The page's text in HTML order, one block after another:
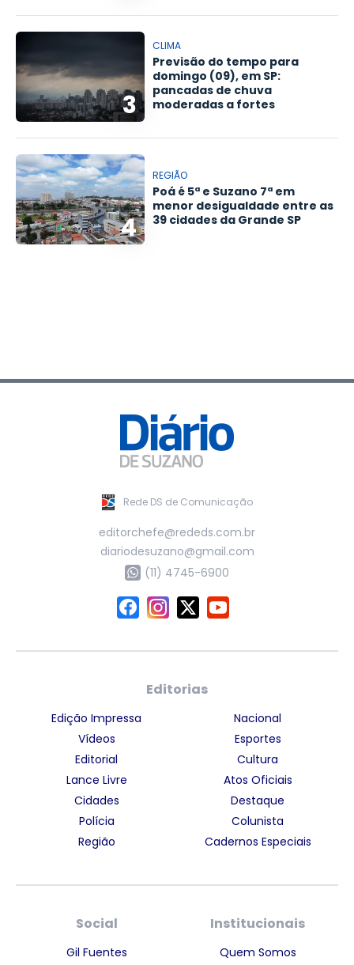
3
CLIMA
Previsão do tempo para
domingo (09), em SP:
pancadas de chuva
moderadas a fortes
4
REGIÃO
Poá é 5ª e Suzano 7ª em
menor desigualdade entre as
39 cidades da Grande SP
Rede DS de Comunicação
editorchefe@rededs.com.br
diariodesuzano@gmail.com
(11) 4745-6900
Editorias
Edição Impressa
Vídeos
Editorial
Lance Livre
Cidades
Polícia
Região
Nacional
Esportes
Cultura
Atos Oficiais
Destaque
Colunista
Cadernos Especiais
Social
Gil Fuentes
Institucionais
Quem Somos